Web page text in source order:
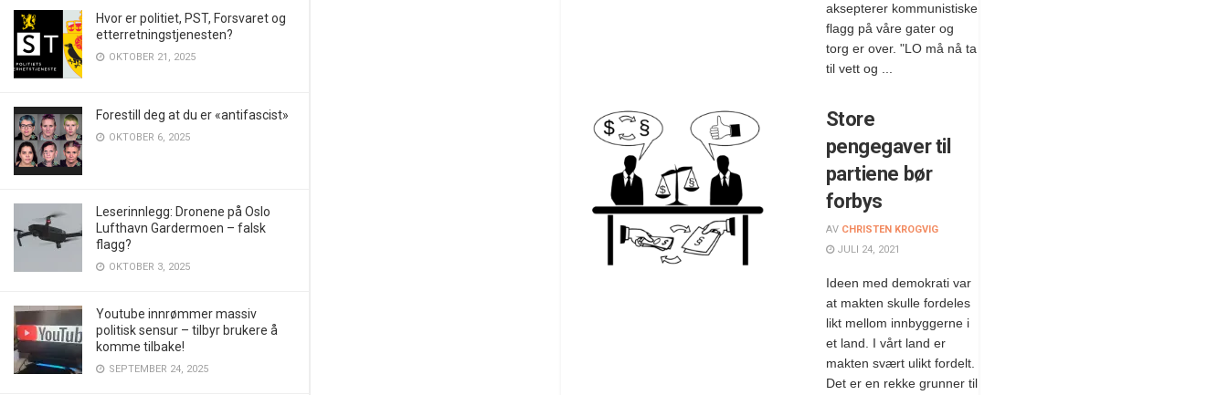
Hvor er politiet, PST, Forsvaret og
etterretningstjenesten?
OKTOBER 21, 2025
Forestill deg at du er «antifascist»
OKTOBER 6, 2025
Leserinnlegg: Dronene på Oslo
Lufthavn Gardermoen – falsk
flagg?
OKTOBER 3, 2025
Youtube innrømmer massiv
politisk sensur – tilbyr brukere å
komme tilbake!
SEPTEMBER 24, 2025
aksepterer kommunistiske
flagg på våre gater og
torg er over. "LO må nå ta
til vett og ...
Store
pengegaver til
partiene bør
forbys
AV CHRISTEN KROGVIG
JULI 24, 2021
Ideen med demokrati var
at makten skulle fordeles
likt mellom innbyggerne i
et land. I vårt land er
makten svært ulikt fordelt.
Det er en rekke grunner til